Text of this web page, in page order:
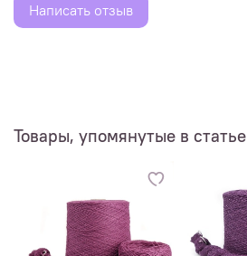
Написать отзыв
Товары, упомянутые в статье